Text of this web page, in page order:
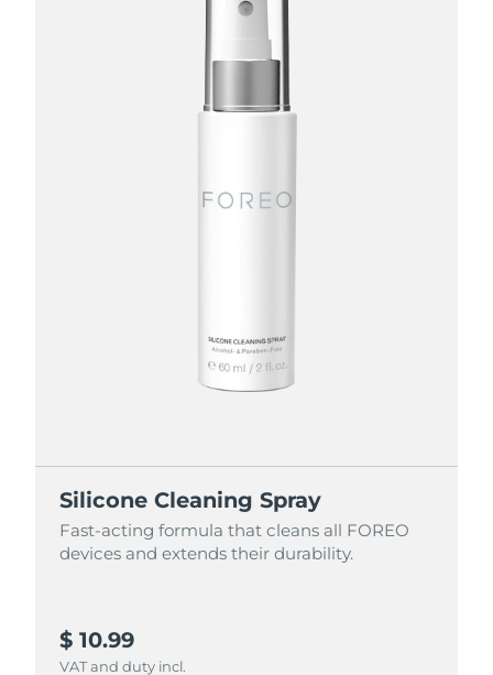
Silicone Cleaning Spray
Fast-acting formula that cleans all FOREO
devices and extends their durability.
$ 10.99
VAT and duty incl.